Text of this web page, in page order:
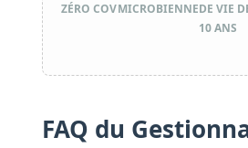
ZÉRO COVMICROBIENNEDE VIE
10 ANS
FAQ du